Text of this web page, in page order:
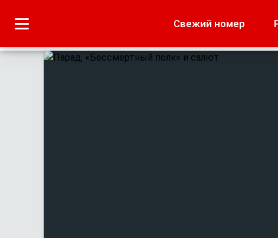
Свежий номер
Лето наших читателей